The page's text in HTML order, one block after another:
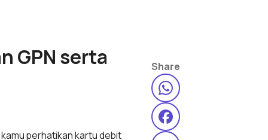
GPN serta
perhatikan kartu debit
Share